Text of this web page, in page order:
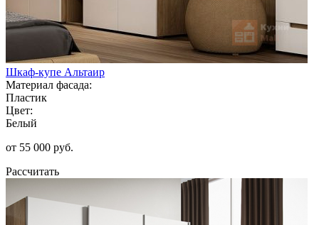
Шкаф-купе Альтаир
Материал фасада:
Пластик
Цвет:
Белый
от 55 000 руб.
Рассчитать